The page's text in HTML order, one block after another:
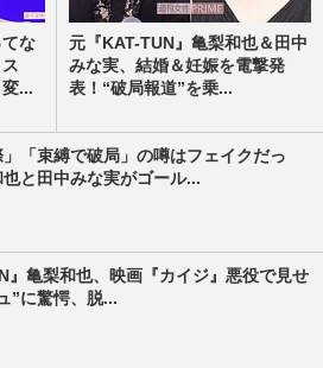
な
...
元『KAT-TUN』亀梨和也＆田中
みな実、結婚＆妊娠を電撃発
表！“破局報道”を乗...
」「束縛で破局」の噂はフェイクだっ
と田中みな実がゴール...
』亀梨和也、映画『カイジ』悪役で見せ
”に驚愕、脱...